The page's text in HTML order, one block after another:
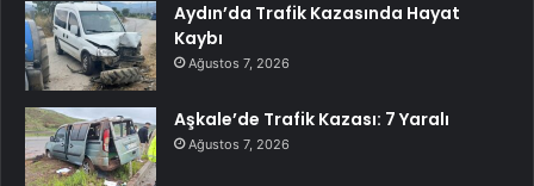
Aydın’da Trafik Kazasında Hayat
Kaybı
Ağustos 7, 2026
Aşkale’de Trafik Kazası: 7 Yaralı
Ağustos 7, 2026